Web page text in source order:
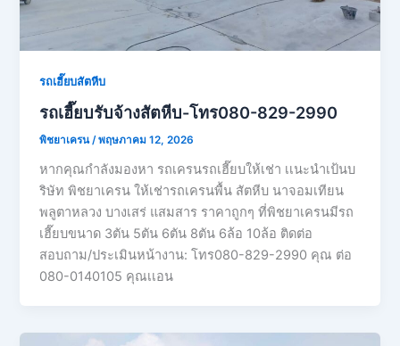
รถเฮี๊ยบสัตหีบ
รถเฮี๊ยบรับจ้างสัตหีบ-โทร080-829-2990
พิชยาเครน /พฤษภาคม 12, 2026
หากคุณกำลังมองหา รถเครนรถเฮี๊ยบให้เช่า เเนะนำเป้นบ
ริษัท พิชยาเครน ให้เช่ารถเครนพื้น สัตหีบ นาจอมเทียน
พลูตาหลวง บางเสร่ แสมสาร ราคาถูกๆ ที่พิชยาเครนมีรถ
เฮี๊ยบขนาด 3ตัน 5ตัน 6ตัน 8ตัน 6ล้อ 10ล้อ ติดต่อ
สอบถาม/ประเมินหน้างาน: โทร080-829-2990 คุณ ต่อ
080-0140105 คุณเเอน